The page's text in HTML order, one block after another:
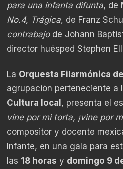
para una infanta difunta, de
No.4, Trágica, de Franz
contrabajode Johann
director huésped Stephen
La Orquesta Filarmónica
agrupación perteneciente a
Cultura local, presenta el
vine por mi torta, ¡vine por
compositor y docente
Infante, en una gala para
las 18 horas y domingo 9